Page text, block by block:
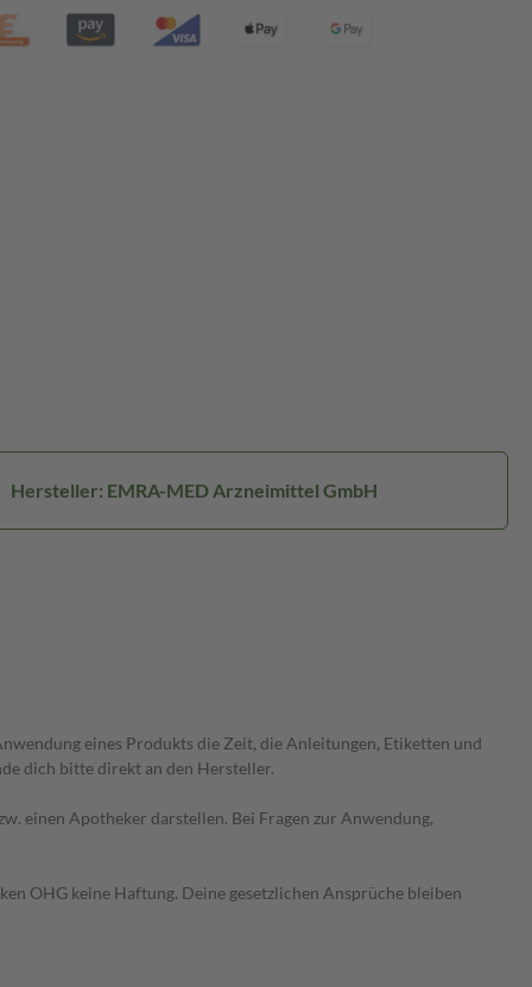
Hersteller: EMRA-MED Arzneimittel GmbH
eines Produkts die Zeit, die Anleitungen, Etiketten und
dich bitte direkt an den Hersteller.
einen Apotheker darstellen. Bei Fragen zur Anwendung,
OHG keine Haftung. Deine gesetzlichen Ansprüche bleiben